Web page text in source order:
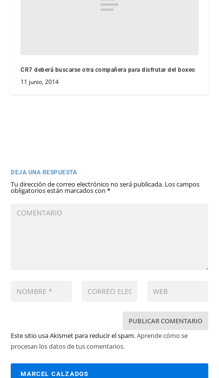
CR7 deberá buscarse otra compañera para disfrutar del boxeo
11 junio, 2014
DEJA UNA RESPUESTA
Tu dirección de correo electrónico no será publicada. Los campos
obligatorios están marcados con*
Este sitio usa Akismet para reducir el spam.Aprende cómo se
procesan los datos de tus comentarios.
MARCEL CALZADOS